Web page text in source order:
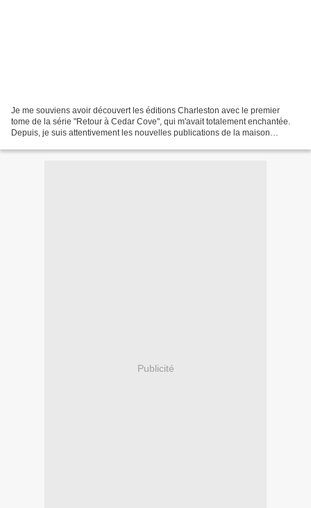
Je me souviens avoir découvert les éditions Charleston avec le premier
tome de la série "Retour à Cedar Cove", qui m'avait totalement enchantée.
Depuis, je suis attentivement les nouvelles publications de la maison
Publicité